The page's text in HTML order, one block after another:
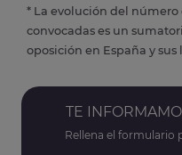
* La evolución del número
convocadas es un
oposición en España y sus
TE
Rellena el formulario